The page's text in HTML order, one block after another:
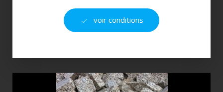
voir conditions